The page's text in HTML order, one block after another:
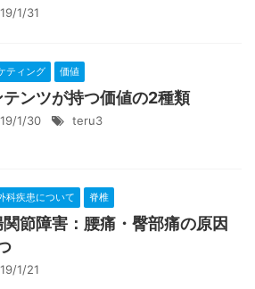
1/31
ティング 価値
テンツが持つ価値の2種類
1/30 teru3
科疾患について 脊椎
節障害：腰痛・臀部痛の原因
1/21